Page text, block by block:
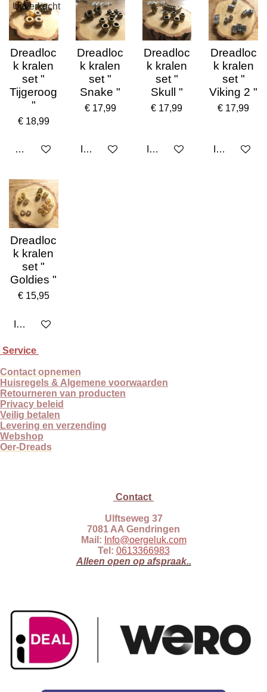
Uitverkocht
Dreadloc
k kralen
set "
Tijgeroog
"
€ 18,99
Houd mij op de hoogte
Dreadloc
k kralen
set "
Snake "
€ 17,99
In winkelwagen
Dreadloc
k kralen
set "
Skull "
€ 17,99
In winkelwagen
Dreadloc
k kralen
set "
Viking 2 "
€ 17,99
In
Dreadloc
k kralen
set "
Goldies "
€ 15,95
In winkelwagen
Service
Contact opnemen
Huisregels & Algemene voorwaarden
Retourneren van producten
Privacy beleid
Veilig betalen
Levering en verzending
Webshop
Oer-Dreads
Contact
Ulftseweg 37
7081 AA Gendringen
Mail: Info@oergeluk.com
Tel: 0613366983
Alleen open op afspraak..